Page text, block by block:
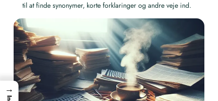
til at finde synonymer, korte forklaringer og andre veje ind.
→